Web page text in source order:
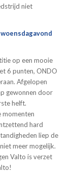
niet
op een mooie
6 punten, ONDO
Afgelopen
gewonnen door
helft.
momenten
hard
liep de
meer mogelijk.
Valto is verzet